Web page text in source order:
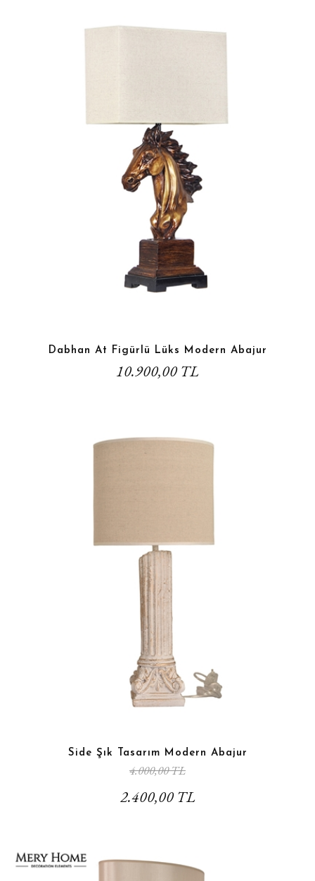
Dabhan At Figürlü Lüks Modern Abajur
10.900,00 TL
Side Şık Tasarım Modern Abajur
4.000,00 TL
2.400,00 TL